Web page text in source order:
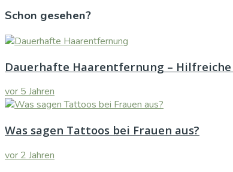
Schon gesehen?
Dauerhafte Haarentfernung –
vor 5 Jahren
Was sagen Tattoos bei Frauen aus?
vor 2 Jahren